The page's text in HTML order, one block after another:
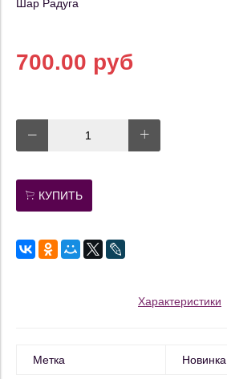
Шар Радуга
700.00 руб
КУПИТЬ
Характеристики
Метка Новинка